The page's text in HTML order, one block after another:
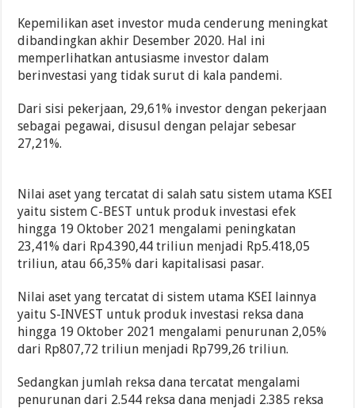
Kepemilikan aset investor muda cenderung meningkat
dibandingkan akhir Desember 2020. Hal ini
memperlihatkan antusiasme investor dalam
berinvestasi yang tidak surut di kala pandemi.
Dari sisi pekerjaan, 29,61% investor dengan pekerjaan
sebagai pegawai, disusul dengan pelajar sebesar
27,21%.
Nilai aset yang tercatat di salah satu sistem utama KSEI
yaitu sistem C-BEST untuk produk investasi efek
hingga 19 Oktober 2021 mengalami peningkatan
23,41% dari Rp4.390,44 triliun menjadi Rp5.418,05
triliun, atau 66,35% dari kapitalisasi pasar.
Nilai aset yang tercatat di sistem utama KSEI lainnya
yaitu S-INVEST untuk produk investasi reksa dana
hingga 19 Oktober 2021 mengalami penurunan 2,05%
dari Rp807,72 triliun menjadi Rp799,26 triliun.
Sedangkan jumlah reksa dana tercatat mengalami
penurunan dari 2.544 reksa dana menjadi 2.385 reksa